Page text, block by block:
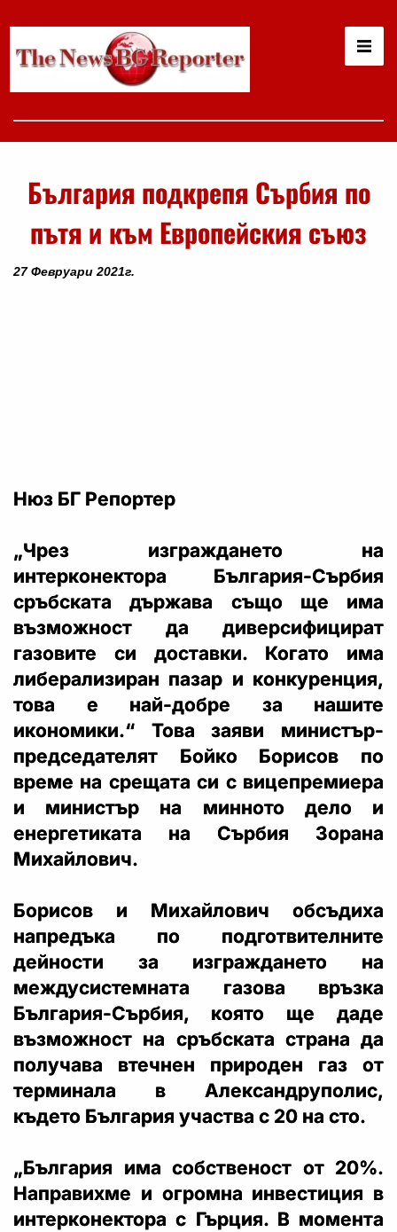
България подкрепя Сърбия по
пътя и към Европейския съюз
27 Февруари 2021г.
Нюз БГ Репортер
„Чрез изграждането на
интерконектора България-Сърбия
сръбската държава също ще има
възможност да диверсифицират
газовите си доставки. Когато има
либерализиран пазар и конкуренция,
това е най-добре за нашите
икономики.“ Това заяви министър-
председателят Бойко Борисов по
време на срещата си с вицепремиера
и министър на минното дело и
енергетиката на Сърбия Зорана
Михайлович.
Борисов и Михайлович обсъдиха
напредъка по подготвителните
дейности за изграждането на
междусистемната газова връзка
България-Сърбия, която ще даде
възможност на сръбската страна да
получава втечнен природен газ от
терминала в Александруполис,
където България участва с 20 на сто.
„България има собственост от 20%.
Направихме и огромна инвестиция в
интерконектора с Гърция. В момента